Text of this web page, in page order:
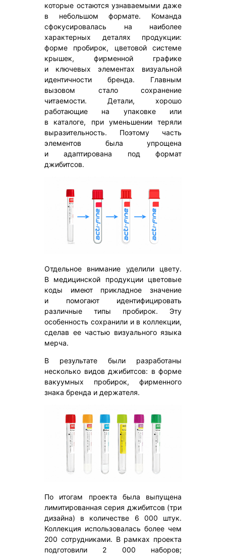
которые остаются узнаваемыми даже
в небольшом формате. Команда
сфокусировалась на наиболее
характерных деталях продукции:
форме пробирок, цветовой системе
крышек, фирменной графике
и ключевых элементах визуальной
идентичности бренда. Главным
вызовом стало сохранение
читаемости. Детали, хорошо
работающие на упаковке или
в каталоге, при уменьшении теряли
выразительность. Поэтому часть
элементов была упрощена
и адаптирована под формат
джибитсов.
Отдельное внимание уделили цвету.
В медицинской продукции цветовые
коды имеют прикладное значение
и помогают идентифицировать
различные типы пробирок. Эту
особенность сохранили и в коллекции,
сделав ее частью визуального языка
мерча.
В результате были разработаны
несколько видов джибитсов: в форме
вакуумных пробирок, фирменного
знака бренда и держателя.
По итогам проекта была выпущена
лимитированная серия джибитсов (три
дизайна) в количестве 6 000 штук.
Коллекция использовалась более чем
200 сотрудниками. В рамках проекта
подготовили 2 000 наборов;